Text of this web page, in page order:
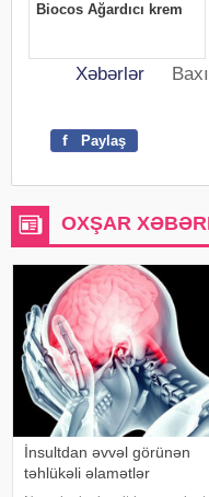
Xəbərlər
f Paylaş
OXŞAR
İnsultdan əvvəl görünən
təhlükəli əlamətlər